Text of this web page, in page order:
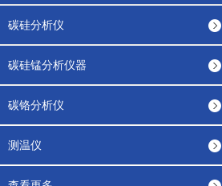
碳硅分析仪
碳硅锰分析仪器
碳铬分析仪
测温仪